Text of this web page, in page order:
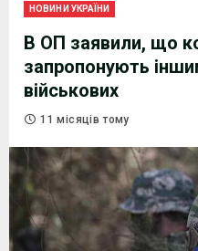
НОВИНИ УКРАЇНИ
В ОП заявили, що
запропонують
військових
11 місяців тому